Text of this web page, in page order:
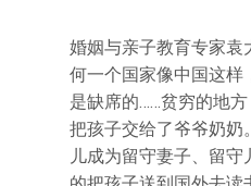
婚姻与亲子教育专家袁
何一个国家像中国这样
是缺席的……贫穷的地方
把孩子交给了爷爷奶奶
儿成为留守妻子、留